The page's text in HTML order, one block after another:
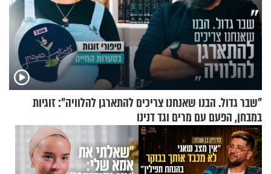
"שבר גדול. הבנו שאנחנו צריכים להתארגן להלוויה": זוגיות
במבחן, הפעם עם מרים וגד דנינו